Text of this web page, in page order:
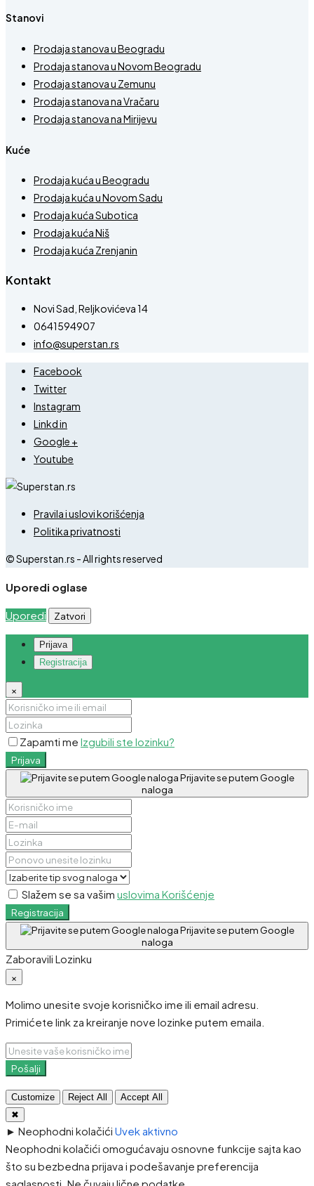
Stanovi
Prodaja stanova u Beogradu
Prodaja stanova u Novom Beogradu
Prodaja stanova u Zemunu
Prodaja stanova na Vračaru
Prodaja stanova na Mirijevu
Kuće
Prodaja kuća u Beogradu
Prodaja kuća u Novom Sadu
Prodaja kuća Subotica
Prodaja kuća Niš
Prodaja kuća Zrenjanin
Kontakt
Novi Sad, Reljkovićeva 14
0641594907
info@superstan.rs
Facebook
Twitter
Instagram
Linkd in
Google +
Youtube
Pravila i uslovi korišćenja
Politika privatnosti
© Superstan.rs - All rights reserved
Uporedi oglase
Uporedi Zatvori
Prijava
Registracija
×
Zapamti me Izgubili ste lozinku?
Prijava
Prijavite se putem Google
naloga
Slažem se sa vašim uslovima Korišćenje
Registracija
Prijavite se putem Google
naloga
Zaboravili Lozinku
×
Molimo unesite svoje korisničko ime ili email adresu.
Primićete link za kreiranje nove lozinke putem emaila.
Pošalji
Customize Reject All
Accept All
✖
► Neophodni kolačići Uvek aktivno
Neophodni kolačići omogućavaju osnovne funkcije sajta kao
što su bezbedna prijava i podešavanje preferencija